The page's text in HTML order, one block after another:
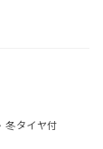
冬タイヤ付